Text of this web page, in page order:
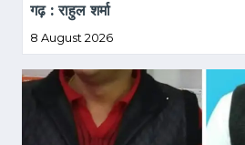
गढ़ : राहुल शर्मा
8 August 2026